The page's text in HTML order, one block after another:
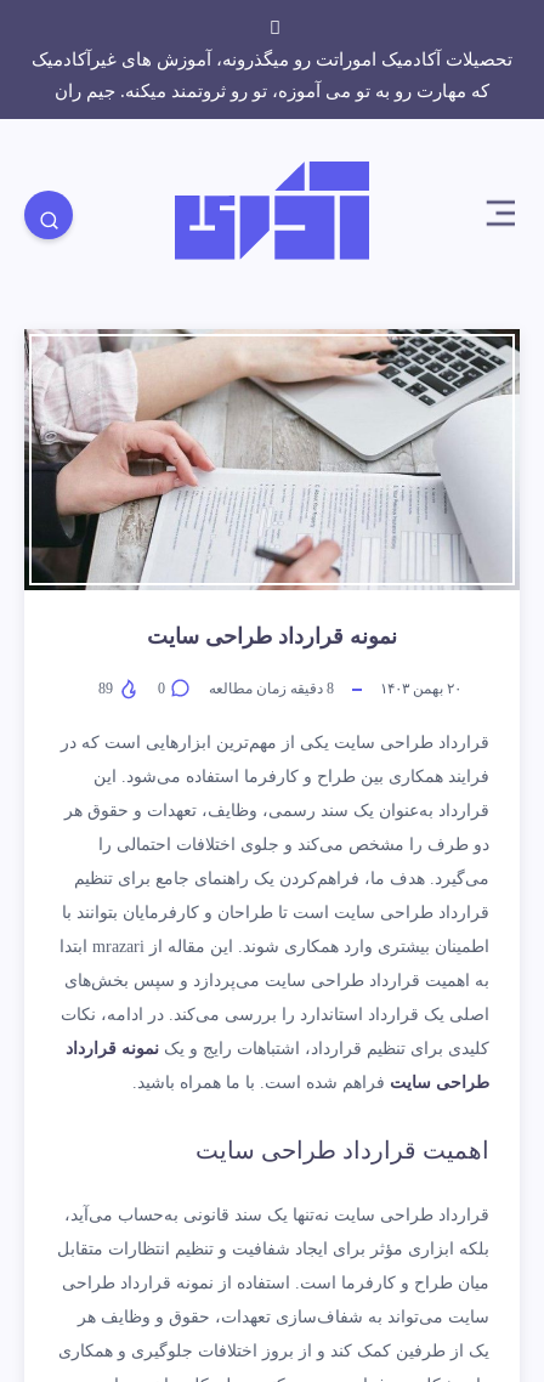
تحصیلات آکادمیک اموراتت رو میگذرونه، آموزش های غیرآکادمیک
که مهارت رو به تو می آموزه، تو رو ثروتمند میکنه. جیم ران
نمونه قرارداد طراحی سایت
۲۰ بهمن ۱۴۰۳ 8 دقیقه زمان مطالعه 0
89
قرارداد طراحی سایت یکی از مهم‌ترین ابزارهایی است که در
فرایند همکاری بین طراح و کارفرما استفاده می‌شود. این
قرارداد به‌عنوان یک سند رسمی، وظایف، تعهدات و حقوق هر
دو طرف را مشخص می‌کند و جلوی اختلافات احتمالی را
می‌گیرد. هدف ما، فراهم‌کردن یک راهنمای جامع برای تنظیم
قرارداد طراحی سایت است تا طراحان و کارفرمایان بتوانند با
اطمینان بیشتری وارد همکاری شوند. این مقاله از mrazari ابتدا
به اهمیت قرارداد طراحی سایت می‌پردازد و سپس بخش‌های
اصلی یک قرارداد استاندارد را بررسی می‌کند. در ادامه، نکات
کلیدی برای تنظیم قرارداد، اشتباهات رایج و یک نمونه قرارداد
طراحی سایت فراهم شده است. با ما همراه باشید.
اهمیت قرارداد طراحی سایت
قرارداد طراحی سایت نه‌تنها یک سند قانونی به‌حساب می‌آید،
بلکه ابزاری مؤثر برای ایجاد شفافیت و تنظیم انتظارات متقابل
میان طراح و کارفرما است. استفاده از نمونه قرارداد طراحی
سایت می‌تواند به شفاف‌سازی تعهدات، حقوق و وظایف هر
یک از طرفین کمک کند و از بروز اختلافات جلوگیری و همکاری